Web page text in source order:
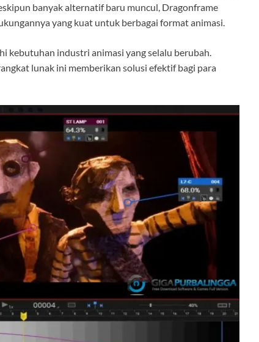
banyak alternatif baru muncul, Dragonframe
yang kuat untuk berbagai format animasi.
kebutuhan industri animasi yang selalu berubah.
lunak ini memberikan solusi efektif bagi para